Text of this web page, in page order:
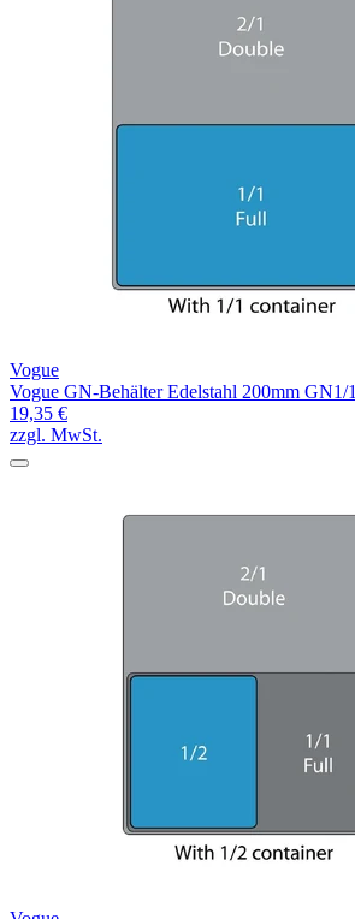
Vogue
Vogue GN-Behälter Edelstahl 200mm GN1/1
19,35 €
zzgl. MwSt.